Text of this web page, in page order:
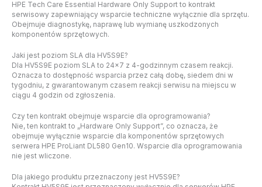
HPE Tech Care Essential Hardware Only Support to kontrakt
serwisowy zapewniający wsparcie techniczne wyłącznie dla sprzętu.
Obejmuje diagnostykę, naprawę lub wymianę uszkodzonych
komponentów sprzętowych.
Jaki jest poziom SLA dla HV5S9E?
Dla HV5S9E poziom SLA to 24×7 z 4-godzinnym czasem reakcji.
Oznacza to dostępność wsparcia przez całą dobę, siedem dni w
tygodniu, z gwarantowanym czasem reakcji serwisu na miejscu w
ciągu 4 godzin od zgłoszenia.
Czy ten kontrakt obejmuje wsparcie dla oprogramowania?
Nie, ten kontrakt to „Hardware Only Support”, co oznacza, że
obejmuje wyłącznie wsparcie dla komponentów sprzętowych
serwera HPE ProLiant DL580 Gen10. Wsparcie dla oprogramowania
nie jest wliczone.
Dla jakiego produktu przeznaczony jest HV5S9E?